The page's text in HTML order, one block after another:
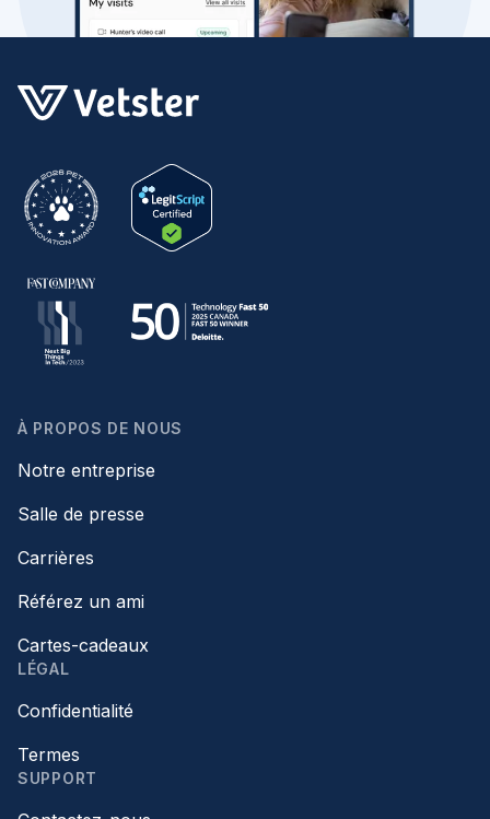
À PROPOS DE NOUS
Notre entreprise
Salle de presse
Carrières
Référez un ami
Cartes-cadeaux
LÉGAL
Confidentialité
Termes
SUPPORT